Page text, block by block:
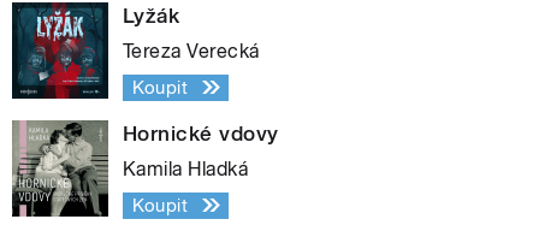
Lyžák
Tereza Verecká
Koupit
Hornické vdovy
Kamila Hladká
Koupit